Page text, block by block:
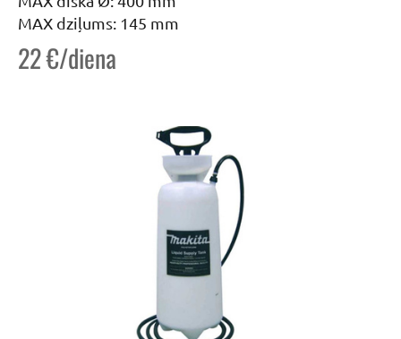
MAX dziļums: 145 mm
22 €/diena